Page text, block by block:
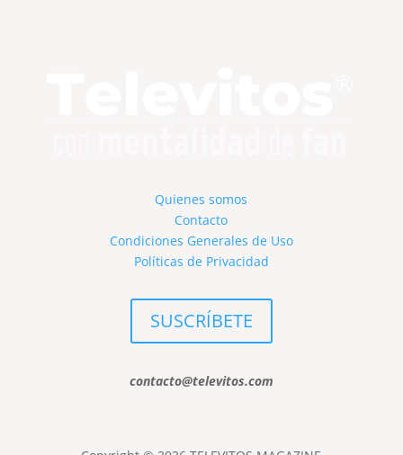
Quienes somos
Contacto
Condiciones Generales de Uso
Políticas de Privacidad
SUSCRÍBETE
contacto@televitos.com